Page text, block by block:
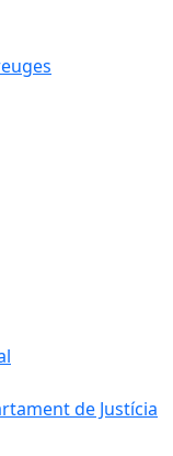
de Justícia